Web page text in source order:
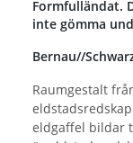
Formfulländat.
inte gömma
Bernau//
Raumgestalt
eldgaffel bildar